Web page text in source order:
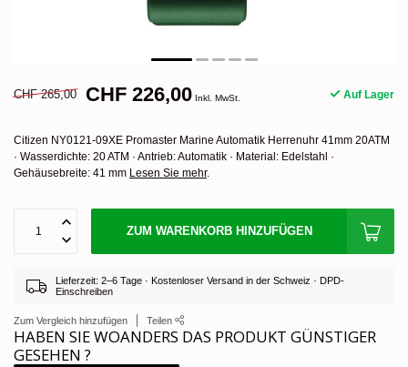
CHF 265,00 CHF 226,00 Inkl. MwSt. Auf Lager
Citizen NY0121-09XE Promaster Marine Automatik Herrenuhr 41mm 20ATM
· Wasserdichte: 20 ATM · Antrieb: Automatik · Material: Edelstahl ·
Gehäusebreite: 41 mm Lesen Sie mehr.
ZUM WARENKORB HINZUFÜGEN
Lieferzeit: 2–6 Tage · Kostenloser Versand in der Schweiz · DPD-
Einschreiben
Zum Vergleich hinzufügen Teilen
HABEN SIE WOANDERS DAS PRODUKT GÜNSTIGER
GESEHEN ?